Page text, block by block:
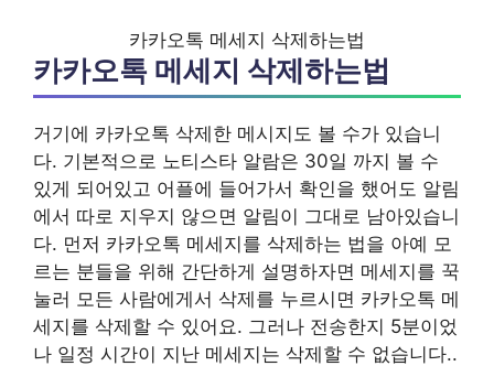
카카오톡 메세지 삭제하는법
카카오톡 메세지 삭제하는법
거기에 카카오톡 삭제한 메시지도 볼 수가 있습니
다. 기본적으로 노티스타 알람은 30일 까지 볼 수
있게 되어있고 어플에 들어가서 확인을 했어도 알림
에서 따로 지우지 않으면 알림이 그대로 남아있습니
다. 먼저 카카오톡 메세지를 삭제하는 법을 아예 모
르는 분들을 위해 간단하게 설명하자면 메세지를 꾹
눌러 모든 사람에게서 삭제를 누르시면 카카오톡 메
세지를 삭제할 수 있어요. 그러나 전송한지 5분이었
나 일정 시간이 지난 메세지는 삭제할 수 없습니다..